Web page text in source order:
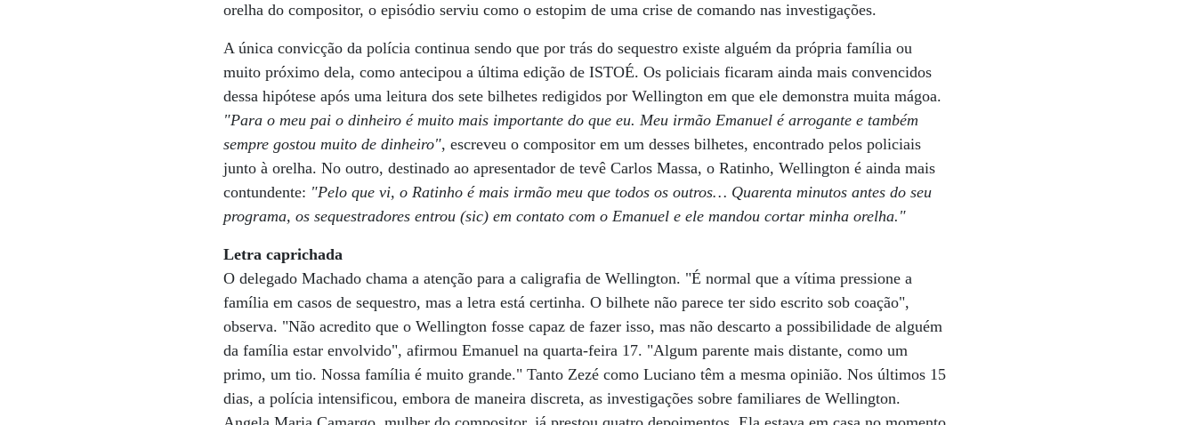
orelha do compositor, o episódio serviu como o estopim de uma crise de comando nas investigações.
A única convicção da polícia continua sendo que por trás do sequestro existe alguém da própria família ou
muito próximo dela, como antecipou a última edição de ISTOÉ. Os policiais ficaram ainda mais convencidos
dessa hipótese após uma leitura dos sete bilhetes redigidos por Wellington em que ele demonstra muita mágoa.
"Para o meu pai o dinheiro é muito mais importante do que eu. Meu irmão Emanuel é arrogante e também
sempre gostou muito de dinheiro", escreveu o compositor em um desses bilhetes, encontrado pelos policiais
junto à orelha. No outro, destinado ao apresentador de tevê Carlos Massa, o Ratinho,Wellington é ainda mais
contundente: "Pelo que vi, o Ratinho é mais irmão meu que todos os outros… Quarenta minutos antes do seu
programa, os sequestradores entrou (sic) em contato com o Emanuel e ele mandou cortar minha orelha."
Letra caprichada
O delegado Machado chama a atenção para a caligrafia de Wellington. "É normal que a vítima pressione a
família em casos de sequestro, mas a letra está certinha. O bilhete não parece ter sido escrito sob coação",
observa. "Não acredito que o Wellington fosse capaz de fazer isso, mas não descarto a possibilidade de alguém
da família estar envolvido", afirmou Emanuel na quarta-feira 17. "Algum parente mais distante, como um
primo, um tio. Nossa família é muito grande." Tanto Zezé como Luciano têm a mesma opinião. Nos últimos 15
dias, a polícia intensificou, embora de maneira discreta, as investigações sobre familiares de Wellington.